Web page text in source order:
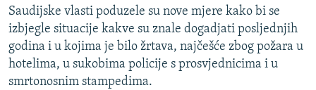
Saudijske vlasti poduzele su nove mjere kako bi se
izbjegle situacije kakve su znale dogadjati posljednjih
godina i u kojima je bilo žrtava, najčešće zbog požara u
hotelima, u sukobima policije s prosvjednicima i u
smrtonosnim stampedima.